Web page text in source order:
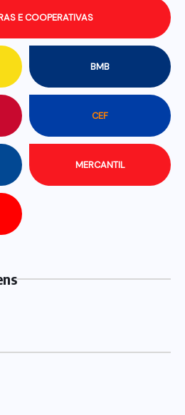
BMB
CEF
E COOPERATIVAS
MERCANTIL